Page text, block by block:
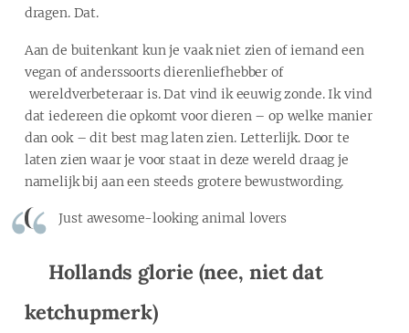
dragen. Dat.
Aan de buitenkant kun je vaak niet zien of iemand een
vegan of anderssoorts dierenliefhebber of
wereldverbeteraar is. Dat vind ik eeuwig zonde. Ik vind
dat iedereen die opkomt voor dieren – op welke manier
dan ook – dit best mag laten zien. Letterlijk. Door te
laten zien waar je voor staat in deze wereld draag je
namelijk bij aan een steeds grotere bewustwording.
Just awesome-looking animal lovers
Hollands glorie (nee, niet dat
ketchupmerk)